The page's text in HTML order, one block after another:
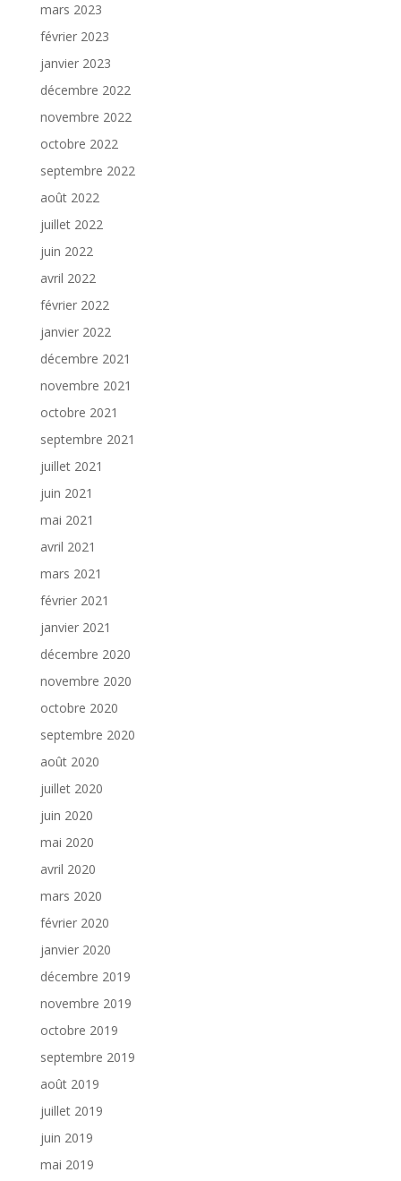
mars 2023
février 2023
janvier 2023
décembre 2022
novembre 2022
octobre 2022
septembre 2022
août 2022
juillet 2022
juin 2022
avril 2022
février 2022
janvier 2022
décembre 2021
novembre 2021
octobre 2021
septembre 2021
juillet 2021
juin 2021
mai 2021
avril 2021
mars 2021
février 2021
janvier 2021
décembre 2020
novembre 2020
octobre 2020
septembre 2020
août 2020
juillet 2020
juin 2020
mai 2020
avril 2020
mars 2020
février 2020
janvier 2020
décembre 2019
novembre 2019
octobre 2019
septembre 2019
août 2019
juillet 2019
juin 2019
mai 2019